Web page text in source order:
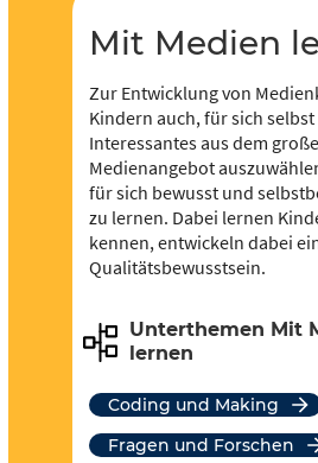
Verfügung stellen.
Mit Medien
Zur Entwicklung von
Kindern auch, für sich
Interessantes aus dem
Medienangebot
für sich bewusst und
zu lernen. Dabei lernen
kennen, entwickeln dabei
Qualitätsbewusstsein.
Unterthemen Mit
lernen
Coding und Making
Fragen und Forschen